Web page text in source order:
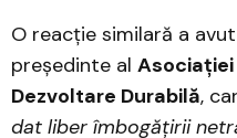
O reacție similară a
președinte al
Dezvoltare Durabilă,
dat liber îmbogățirii